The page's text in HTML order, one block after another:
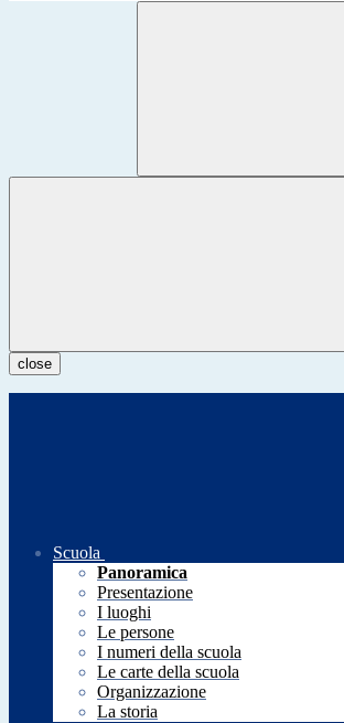
close
Scuola
Panoramica
Presentazione
I luoghi
Le persone
I numeri della scuola
Le carte della scuola
Organizzazione
La storia